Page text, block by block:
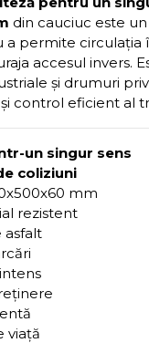
din cauciuc este
permite circulația
accesul invers.
și drumuri
control eficient al
un singur sens
coliziuni
mm
rezistent
asfalt
viață